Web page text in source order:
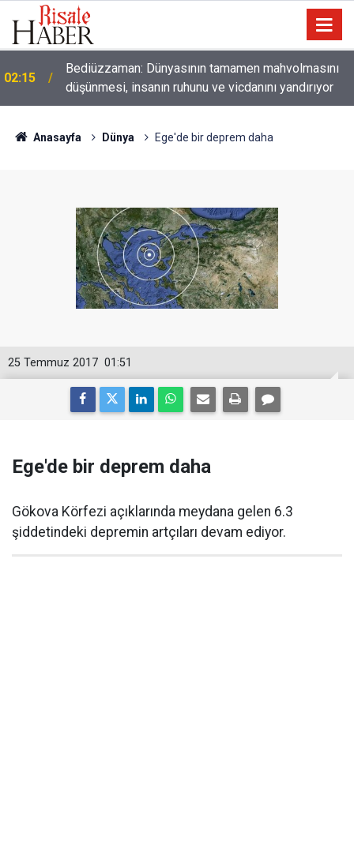
02:15
Bediüzzaman: Dünyasının tamamen mahvolmasını
01:45 Paçalarını yerde sürünmeyecek şekilde yukarıda tut
Anasayfa Dünya Ege'de bir deprem daha
01:51
25 Temmuz 2017
Ege'de bir deprem daha
Gökova Körfezi açıklarında meydana gelen 6.3
şiddetindeki depremin artçıları devam ediyor.